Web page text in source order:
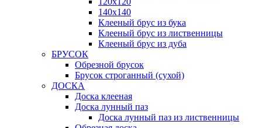
140х140
Клееный брус из бука
Клееный брус из лиственницы
Клееный брус из дуба
БРУСОК
Обрезной брусок
Брусок строганный (сухой)
ДОСКА
Доска клееная
Доска лунный паз
Доска лунный паз из лиственницы